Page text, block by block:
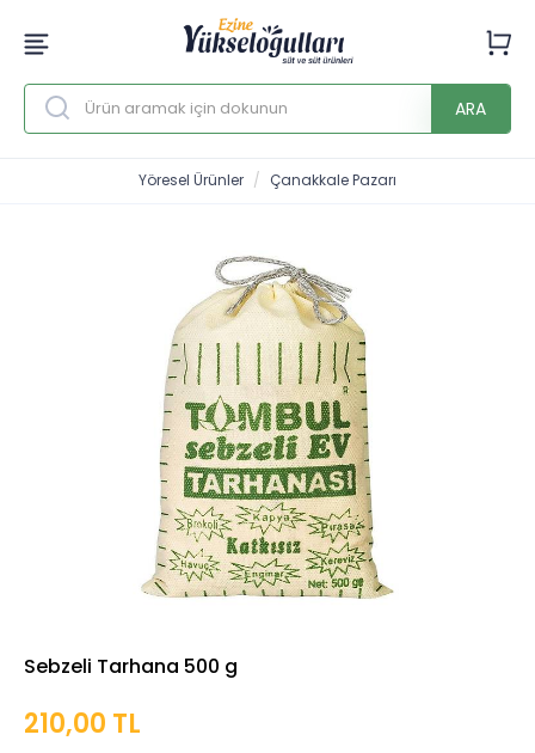
ARA
Yöresel Ürünler Çanakkale Pazarı
Sebzeli Tarhana 500 g
210,00 TL